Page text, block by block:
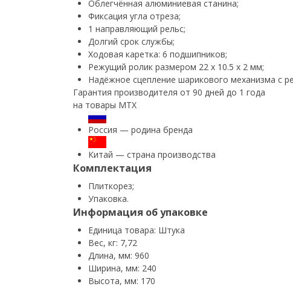
Облегчённая алюминиевая станина;
Фиксация угла отреза;
1 направляющий рельс;
Долгий срок службы;
Ходовая каретка: 6 подшипников;
Режущий ролик размером 22 х 10.5 х 2 мм;
Надёжное сцепление шарикового механизма с
Гарантия производителя от 90 дней до 1 года
на товары MTX
Россия — родина бренда
Китай — страна производства
Комплектация
Плиткорез;
Упаковка.
Информация об упаковке
Единица товара: Штука
Вес, кг: 7,72
Длина, мм: 960
Ширина, мм: 240
Высота, мм: 170